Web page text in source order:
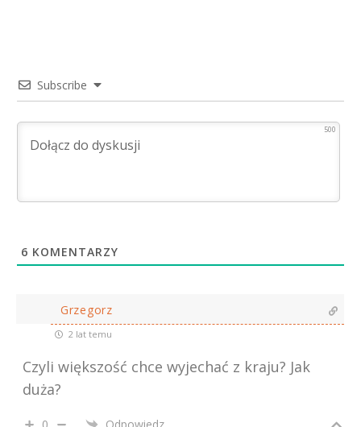
Subscribe
500
6 KOMENTARZY
Grzegorz
2 lat temu
Czyli większość chce wyjechać z kraju? Jak
duża?
0